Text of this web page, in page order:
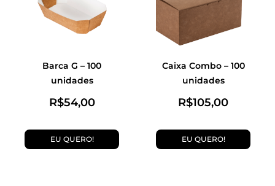
Barca G – 100
unidades
R$54,00
EU QUERO!
Caixa Combo – 100
unidades
R$105,00
EU QUERO!